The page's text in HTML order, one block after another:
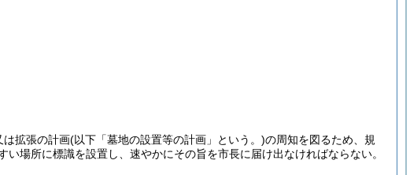
は拡張の計画(以下「墓地の設置等の計画」という。)の周知を図るため、規
場所に標識を設置し、速やかにその旨を市長に届け出なければならない。